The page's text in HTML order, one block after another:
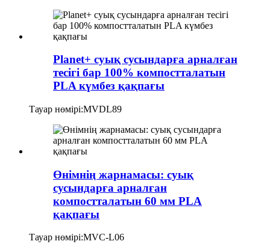
Planet+ суық сусындарға арналған
тесігі бар 100% компостталатын
PLA күмбез қақпағы
Тауар нөмірі:MVDL89
Өнімнің жарнамасы: суық
сусындарға арналған
компостталатын 60 мм PLA
қақпағы
Тауар нөмірі:MVC-L06